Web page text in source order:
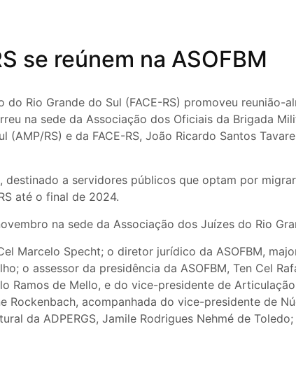
se reúnem na ASOFBM
do Rio Grande do Sul (FACE-RS) promoveu
na sede da Associação dos Oficiais da Brigada
RS) e da FACE-RS, João Ricardo Santos
a servidores públicos que optam por
até o final de 2024.
na sede da Associação dos Juízes do Rio
Marcelo Specht; o diretor jurídico da ASOFBM,
o assessor da presidência da ASOFBM, Ten Cel
de Mello, e do vice-presidente de
Rockenbach, acompanhada do vice-presidente de
da ADPERGS, Jamile Rodrigues Nehmé de